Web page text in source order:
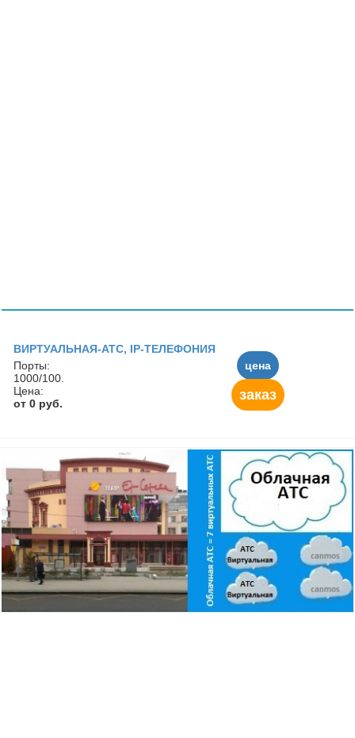
ВИРТУАЛЬНАЯ-АТС, IP-ТЕЛЕФОНИЯ
Порты:
1000/100.
Цена:
от 0 руб.
цена
заказ